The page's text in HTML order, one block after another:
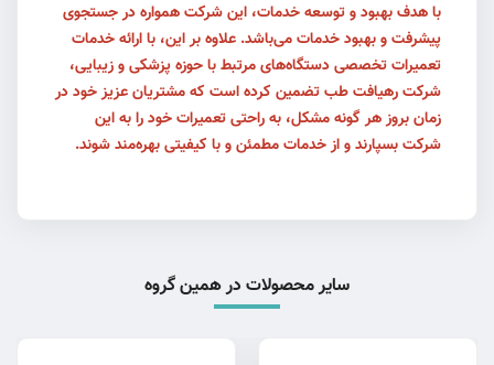
با هدف بهبود و توسعه خدمات، این شرکت همواره در جستجوی
پیشرفت و بهبود خدمات می‌باشد. علاوه بر این، با ارائه خدمات
تعمیرات تخصصی دستگاه‌های مرتبط با حوزه پزشکی و زیبایی،
شرکت رهیافت طب تضمین کرده است که مشتریان عزیز خود در
زمان بروز هر گونه مشکل، به راحتی تعمیرات خود را به این
شرکت بسپارند و از خدمات مطمئن و با کیفیتی بهره‌مند شوند.
سایر محصولات در همین گروه